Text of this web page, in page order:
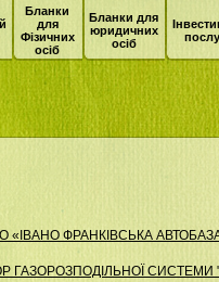
Бланки
для
Фізичних
осіб
Бланки для
юридичних
осіб
«ІВАНО ФРАНКІВСЬКА
ГАЗОРОЗПОДІЛЬНОЇ СИСТЕМИ